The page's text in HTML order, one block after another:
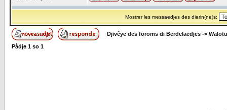
Mostrer les messaedjes des dierin(ne)s:
Djivêye des foroms di Berdelaedjes ->
Pådje 1 so 1